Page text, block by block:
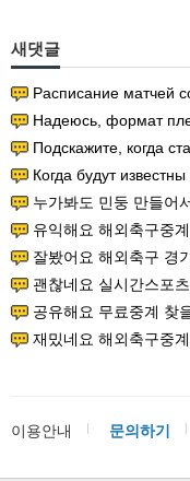
새댓글
Расписание матчей
Надеюсь, формат плей-
Подскажите, когда
Когда будут известны
누가봐도 민둥 만들어서 탈북하는것들이나 뭔
유익해요 해외축구중계 링크 찾기 쉬워서
잘봤어요 해외축구 경기 일정 한눈에 보
괜찮네요 실시간스포츠 정보 확인하기 좋
공유해요 무료중계 찾을 때 여기가 제일 편해
재밌네요 해외축구중계 링크 찾기 쉬워서 자
이용안내 문의하기